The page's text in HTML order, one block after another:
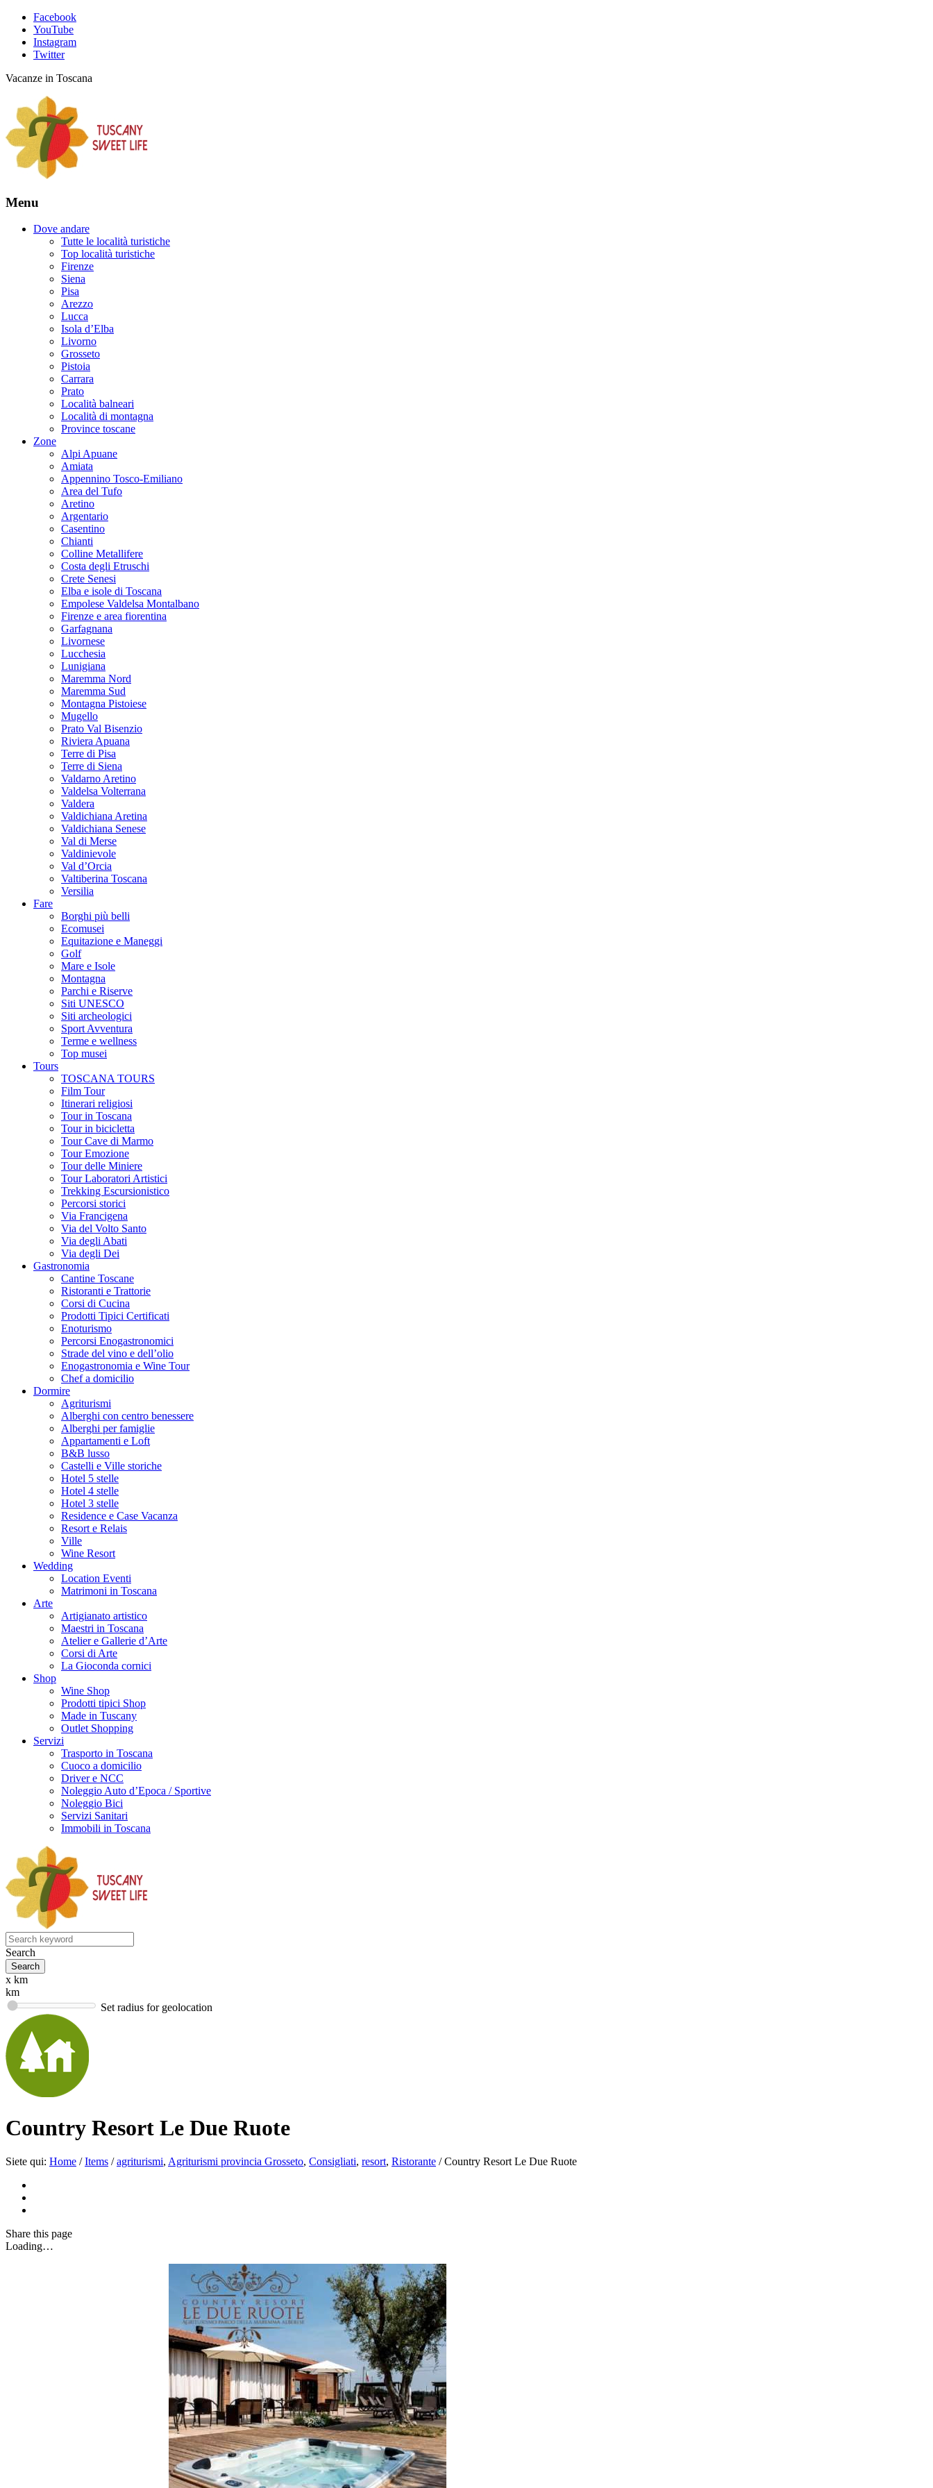
Facebook
YouTube
Instagram
Twitter
Vacanze in Toscana
Menu
Dove andare
Tutte le località turistiche
Top località turistiche
Firenze
Siena
Pisa
Arezzo
Lucca
Isola d’Elba
Livorno
Grosseto
Pistoia
Carrara
Prato
Località balneari
Località di montagna
Province toscane
Zone
Alpi Apuane
Amiata
Appennino Tosco-Emiliano
Area del Tufo
Aretino
Argentario
Casentino
Chianti
Colline Metallifere
Costa degli Etruschi
Crete Senesi
Elba e isole di Toscana
Empolese Valdelsa Montalbano
Firenze e area fiorentina
Garfagnana
Livornese
Lucchesia
Lunigiana
Maremma Nord
Maremma Sud
Montagna Pistoiese
Mugello
Prato Val Bisenzio
Riviera Apuana
Terre di Pisa
Terre di Siena
Valdarno Aretino
Valdelsa Volterrana
Valdera
Valdichiana Aretina
Valdichiana Senese
Val di Merse
Valdinievole
Val d’Orcia
Valtiberina Toscana
Versilia
Fare
Borghi più belli
Ecomusei
Equitazione e Maneggi
Golf
Mare e Isole
Montagna
Parchi e Riserve
Siti UNESCO
Siti archeologici
Sport Avventura
Terme e wellness
Top musei
Tours
TOSCANA TOURS
Film Tour
Itinerari religiosi
Tour in Toscana
Tour in bicicletta
Tour Cave di Marmo
Tour Emozione
Tour delle Miniere
Tour Laboratori Artistici
Trekking Escursionistico
Percorsi storici
Via Francigena
Via del Volto Santo
Via degli Abati
Via degli Dei
Gastronomia
Cantine Toscane
Ristoranti e Trattorie
Corsi di Cucina
Prodotti Tipici Certificati
Enoturismo
Percorsi Enogastronomici
Strade del vino e dell’olio
Enogastronomia e Wine Tour
Chef a domicilio
Dormire
Agriturismi
Alberghi con centro benessere
Alberghi per famiglie
Appartamenti e Loft
B&B lusso
Castelli e Ville storiche
Hotel 5 stelle
Hotel 4 stelle
Hotel 3 stelle
Residence e Case Vacanza
Resort e Relais
Ville
Wine Resort
Wedding
Location Eventi
Matrimoni in Toscana
Arte
Artigianato artistico
Maestri in Toscana
Atelier e Gallerie d’Arte
Corsi di Arte
La Gioconda cornici
Shop
Wine Shop
Prodotti tipici Shop
Made in Tuscany
Outlet Shopping
Servizi
Trasporto in Toscana
Cuoco a domicilio
Driver e NCC
Noleggio Auto d’Epoca / Sportive
Noleggio Bici
Servizi Sanitari
Immobili in Toscana
Search
x km
km
Set radius for geolocation
Country Resort Le Due Ruote
Siete qui: Home / Items / agriturismi, Agriturismi provincia Grosseto, Consigliati, resort, Ristorante / Country Resort Le Due Ruote
Share this page
Loading…